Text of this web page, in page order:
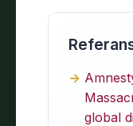
global